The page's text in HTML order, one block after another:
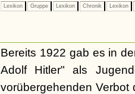
Lexikon Gruppe Lexikon Chronik Lexikon
Bereits 1922 gab es in
Adolf Hitler" als
vorübergehenden Verbot